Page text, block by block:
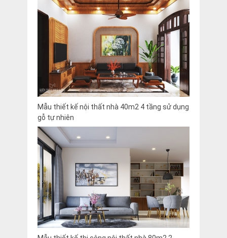
Mẫu thiết kế nội thất nhà 40m2 4 tầng sử dụng
gỗ tự nhiên